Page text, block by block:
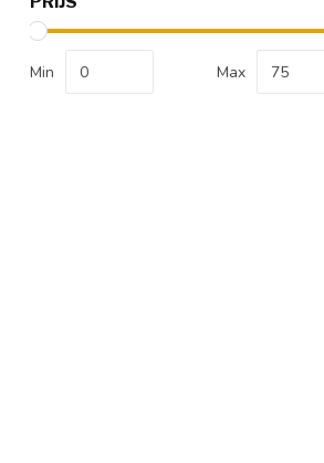
Min Max